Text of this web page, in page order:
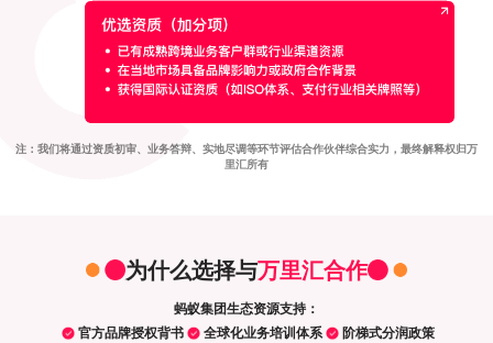
注：我们将通过资质初审、业务答辩、实地尽调等环节评估合作伙伴综合实力，最终解释权归万
里汇所有
为什么选择与万里汇合作
蚂蚁集团生态资源支持：
官方品牌授权背书
全球化业务培训体系 阶梯式分润政策